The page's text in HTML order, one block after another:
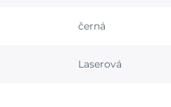
černá
Laserová